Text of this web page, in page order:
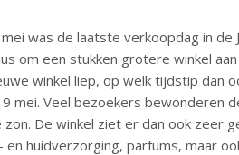
was de laatste verkoopdag in
om een stukken grotere winkel
winkel liep, op welk tijdstip dan
mei. Veel bezoekers bewonderen
zon. De winkel ziet er dan ook zeer
en huidverzorging, parfums, maar